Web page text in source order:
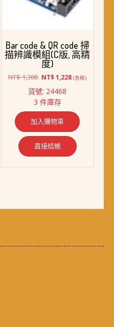
Bar code & QR code 掃
描辨識模組(C版, 高精
度)
NT$1,388 原
價
格：
NT$ 1,388。
NT$1,228目
NT$ 1,228。
(含稅)
貨號: 24468
3 件庫存
加入購物車
直接結帳